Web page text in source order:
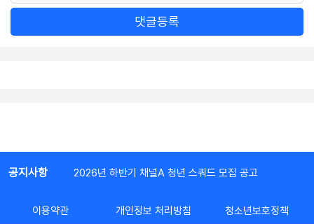
댓글등록
공지사항 2026년 하반기 채널A 청년 스쿼드 모집 공고
이용약관 개인정보 처리방침 청소년보호정책